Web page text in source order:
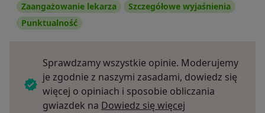
Zaangażowanie lekarza
Szczegółowe wyjaśnienia
Punktualność
Sprawdzamy wszystkie opinie. Moderujemy
je zgodnie z naszymi zasadami, dowiedz się
więcej o opiniach i sposobie obliczania
gwiazdek na Dowiedz się więcej